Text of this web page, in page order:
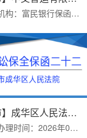
保函出具机构：富民银行保函受益人：中交智运有限公司保函类型：货物运输类银行履保函办理时效：三个工作日办理优势：1.富民银行价格便宜2.异地项目远程办理保函金额：9224...
【成都市】成华区人民法院/借款纠...
诉讼保全办理时间：2026年07月15日案由：借贷纠纷受理法院：成华区人民法院保全金额：200000办理优势：一个工作日出函（当天拿诉讼保全材料）办理资料：1、原/被告身份证或...